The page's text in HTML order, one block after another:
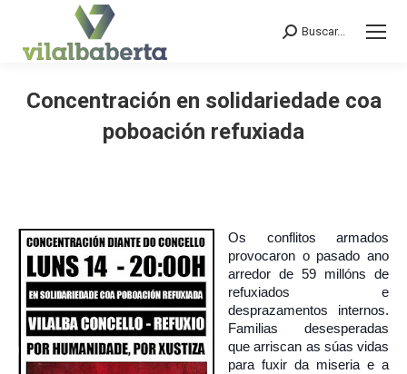
Search:
Buscar...
Concentración en solidariedade coa
poboación refuxiada
Os conflitos armados
provocaron o pasado ano
arredor de 59 millóns de
refuxiados e
desprazamentos internos.
Familias desesperadas
que arriscan as súas vidas
para fuxir da miseria e a